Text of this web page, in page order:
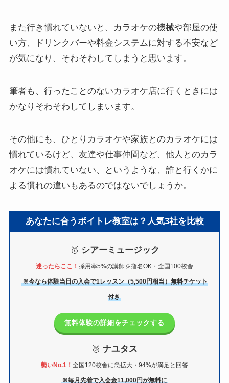
また行き慣れていないと、カラオケの機械や部屋の使
い方、ドリンクバーや料金システムに対する不安など
が気になり、そわそわしてしまうと思います。
筆者も、行ったことのないカラオケ店に行くときには
かなりそわそわしてしまいます。
その他にも、ひとりカラオケや家族とのカラオケには
慣れているけど、友達や仕事仲間など、他人とのカラ
オケには慣れていない、というような、誰と行くかに
よる慣れの違いもあるのではないでしょうか。
あなたに合うボイトレ教室は？人気3社を比較
🥇 シアーミュージック
迷ったらここ！ 採用率5%の講師を指名OK・全国100校舎
※今なら体験当日の入会で1レッスン（5,500円相当）無料チケット
付き
無料体験の詳細をチェックする
🥈 ナユタス
勢いNo.1！ 全国120校舎に急拡大・94%が満足と回答
※毎月先着で入会金11,000円が無料に